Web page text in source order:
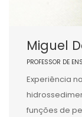
Miguel
PROFESSOR DE
Experiência
funções de